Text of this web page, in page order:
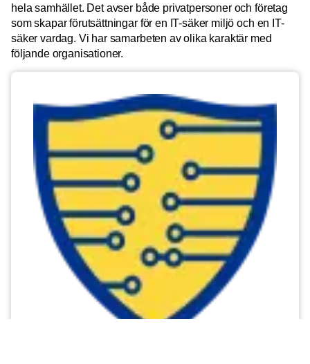
hela samhället. Det avser både privatpersoner och företag
som skapar förutsättningar för en IT-säker miljö och en IT-
säker vardag. Vi har samarbeten av olika karaktär med
följande organisationer.